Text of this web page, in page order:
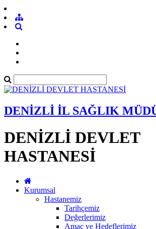
DENİZLİ İL SAĞLIK
DENİZLİ DEVLET
HASTANESİ
Kurumsal
Hastanemiz
Tarihçemiz
Değerlerimiz
Amaç ve Hedeflerimiz